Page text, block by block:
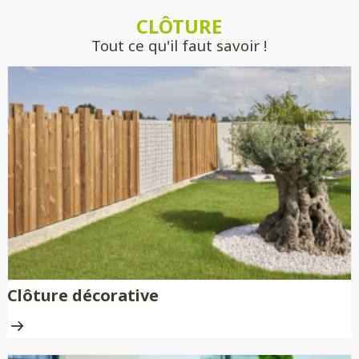
engagement.CLÔTURE
Tout ce qu'il faut savoir !
Clôture décorative